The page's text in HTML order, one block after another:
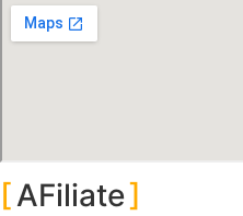
AFiliate